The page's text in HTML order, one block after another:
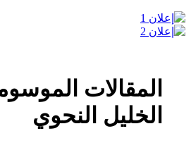
المقالات
الخليل النحوي